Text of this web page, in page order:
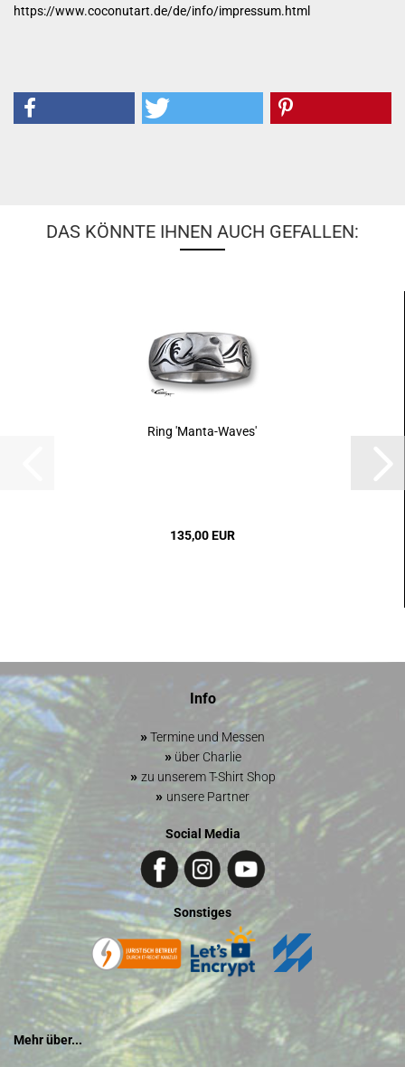
https://www.coconutart.de/de/info/impressum.html
DAS KÖNNTE IHNEN AUCH GEFALLEN:
Ring 'Manta-Waves'
135,00 EUR
Info
»Termine und Messen
» über Charlie
» zu unserem T-Shirt Shop
» unsere Partner
Social Media
Sonstiges
Mehr über...